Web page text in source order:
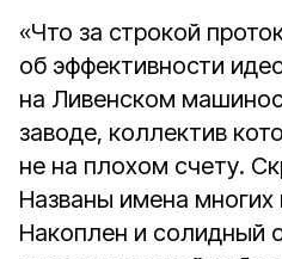
«Что за строкой
об эффективности
на Ливенском
заводе, коллектив
не на плохом счету.
Названы имена многих
Накоплен и солидный